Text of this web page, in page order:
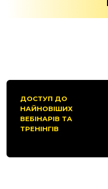
ДОСТУП ДО
НАЙНОВІШИХ
ВЕБІНАРІВ ТА
ТРЕНІНГІВ